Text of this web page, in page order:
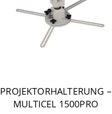
PROJEKTORHALTERUNG –
MULTICEL 1500PRO